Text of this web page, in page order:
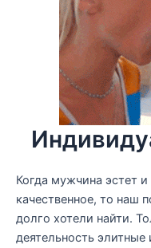
Когда мужчина эстет
качественное, то наш
долго хотели найти.
деятельность